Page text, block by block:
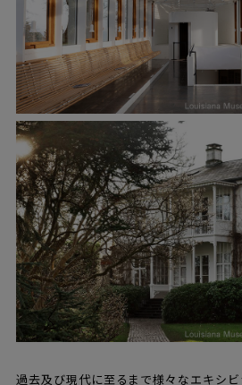
過去及び現代に至るまで様々なエキシ